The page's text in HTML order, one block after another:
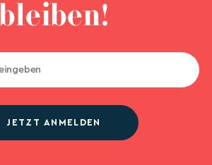
bleiben!
JETZT ANMELDEN